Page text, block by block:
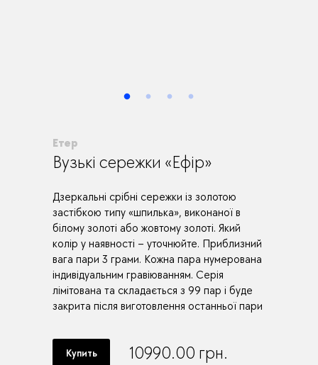
Етер
Вузькі сережки «Ефір»
Дзеркальні срібні сережки із золотою
застібкою типу «шпилька», виконаної в
білому золоті або жовтому золоті. Який
колір у наявності – уточнюйте. Приблизний
вага пари 3 грами. Кожна пара нумерована
індивідуальним гравіюванням. Серія
лімітована та складається з 99 пар і буде
закрита після виготовлення останньої пари
Купить 10990.00 грн.